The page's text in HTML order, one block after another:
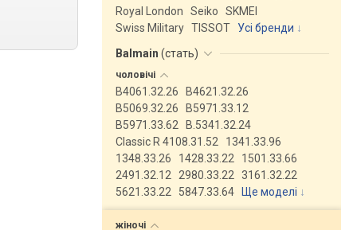
Royal London
Seiko
SKMEI
Swiss Military TISSOT
Усі бренди
Balmain (стать)
чоловічі
B4061.32.26
B4621.32.26
B5069.32.26
B5971.33.12
B5971.33.62
B.5341.32.24
Classic R 4108.31.52
1341.33.96
1348.33.26
1428.33.22
1501.33.66
2491.32.12
2980.33.22
3161.32.22
5621.33.22
5847.33.64 Ще моделі ↓
жіночі